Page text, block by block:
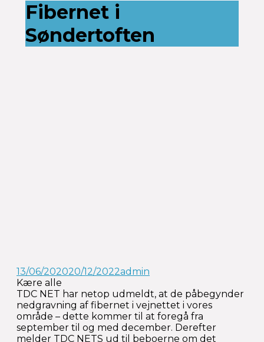
Fibernet i
Søndertoften
13/06/202020/12/2022admin
Kære alle
TDC NET har netop udmeldt, at de påbegynder
nedgravning af fibernet i vejnettet i vores
område – dette kommer til at foregå fra
september til og med december. Derefter
melder TDC NETS ud til beboerne om det